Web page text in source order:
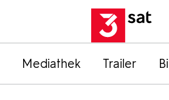
Mediathek Trailer